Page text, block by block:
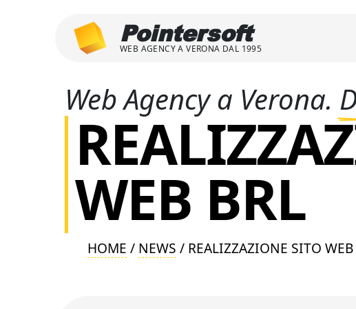
Pointersoft
WEB AGENCY A VERONA DAL 1995
Web Agency a Verona.
WEB BRL
HOME / NEWS / REALIZZAZIONE SITO WEB